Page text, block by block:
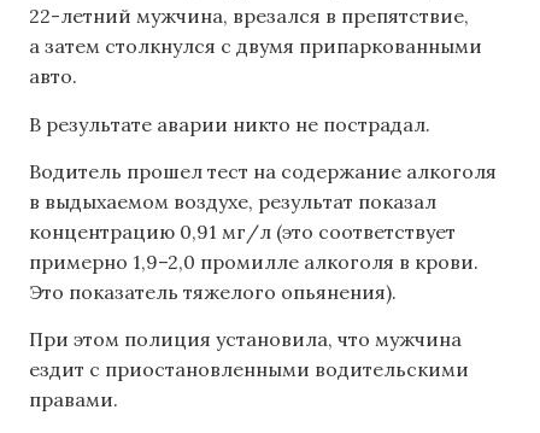
22-летний мужчина, врезался в препятствие,
а затем столкнулся с двумя припаркованными
авто.
В результате аварии никто не пострадал.
Водитель прошел тест на содержание алкоголя
в выдыхаемом воздухе, результат показал
концентрацию 0,91 мг/л (это соответствует
примерно 1,9–2,0 промилле алкоголя в крови.
Это показатель тяжелого опьянения).
При этом полиция установила, что мужчина
ездит с приостановленными водительскими
правами.